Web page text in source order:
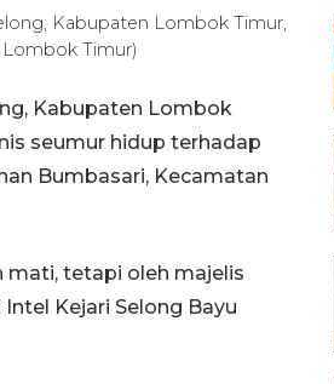
Kabupaten Lombok Timur,
Lombok Timur)
Kabupaten Lombok
seumur hidup terhadap
Bumbasari, Kecamatan
tetapi oleh majelis
Kejari Selong Bayu